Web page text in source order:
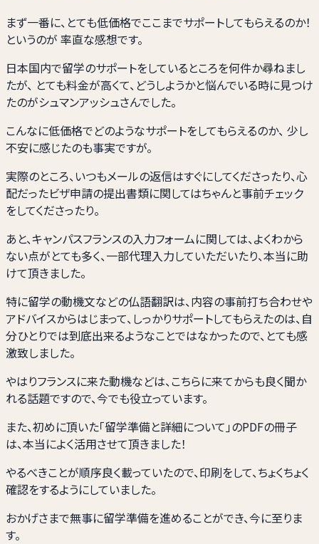
まず一番に、とても低価格でここまでサポートしてもらえるのか！
というのが 率直な感想です。
日本国内で留学のサポートをしているところを何件か尋ねまし
たが、 とても料金が高くて、どうしようかと悩んでいる時に見つけ
たのがシュマンアッシュさんでした。
こんなに低価格でどのようなサポートをしてもらえるのか、 少し
不安に感じたのも事実ですが。
実際のところ、いつもメールの返信はすぐにしてくださったり、心
配だったビザ申請の提出書類に関してはちゃんと事前チェック
をしてくださったり。
あと、キャンパスフランスの入力フォームに関しては、よくわから
ない点がとても多く、一部代理入力していただいたり、本当に助
けて頂きました。
特に留学の動機文などの仏語翻訳は、内容の事前打ち合わせや
アドバイスからはじまって、しっかりサポートしてもらえたのは、自
分ひとりでは到底出来るようなことではなかったので、とても感
激致しました。
やはりフランスに来た動機などは、こちらに来てからも良く聞か
れる話題ですので、今でも役立っています。
また、初めに頂いた「留学準備と詳細について」のPDFの冊子
は、本当によく活用させて頂きました！
やるべきことが順序良く載っていたので、印刷をして、ちょくちょく
確認をするようにしていました。
おかげさまで無事に留学準備を進めることができ、今に至りま
す。